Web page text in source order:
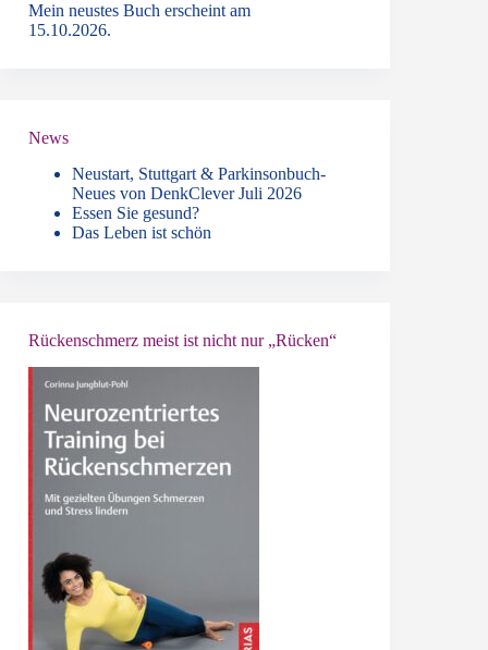
Mein neustes Buch erscheint am
15.10.2026.
News
Neustart, Stuttgart & Parkinsonbuch-
Neues von DenkClever Juli 2026
Essen Sie gesund?
Das Leben ist schön
Rückenschmerz meist ist nicht nur „Rücken“